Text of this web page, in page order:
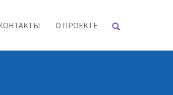
О ПРОЕКТЕ